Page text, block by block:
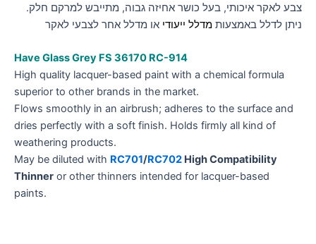
צבע לאקר איכותי, בעל כושר אחיזה גבוה, מתייבש למרקם חלק.
ניתן לדלל באמצעות מדלל ייעודי או מדלל אחר לצבעי לאקר
Have Glass Grey FS 36170 RC-914
High quality lacquer-based paint with a chemical formula
superior to other brands in the market.
Flows smoothly in an airbrush; adheres to the surface and
dries perfectly with a soft finish. Holds firmly all kind of
weathering products.
May be diluted with RC701/RC702 High Compatibility
Thinner or other thinners intended for lacquer-based
paints.